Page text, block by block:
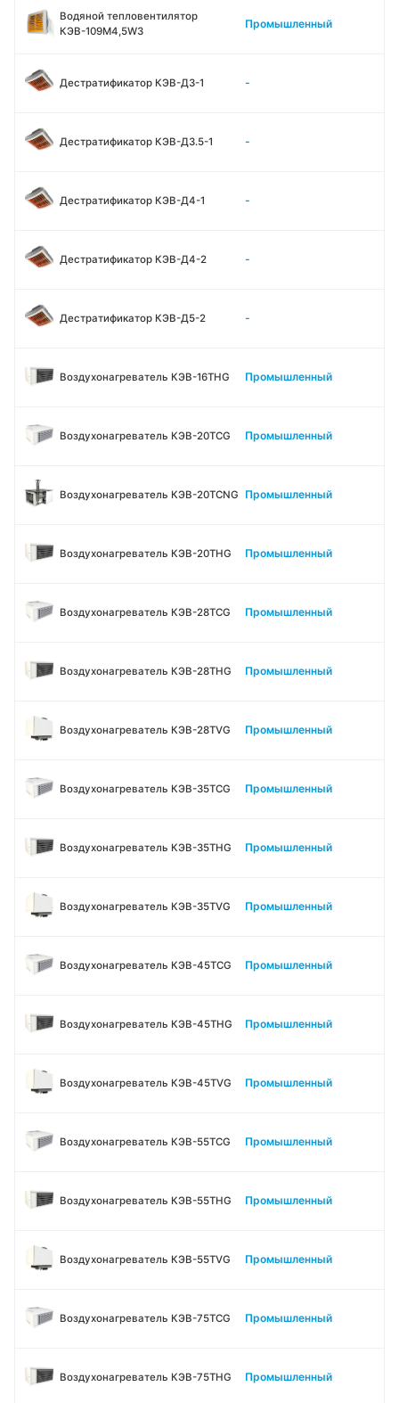
Водяной тепловентилятор
КЭВ-109M4,5W3
Промышленный
Дестратификатор КЭВ-Д3-1 -
Дестратификатор КЭВ-Д3.5-1 -
Дестратификатор КЭВ-Д4-1 -
Дестратификатор КЭВ-Д4-2 -
Дестратификатор КЭВ-Д5-2 -
Воздухонагреватель КЭВ-16THG Промышленный
Воздухонагреватель КЭВ-20TСG Промышленный
Воздухонагреватель КЭВ-20TСNG Промышленный
Воздухонагреватель КЭВ-20THG Промышленный
Воздухонагреватель КЭВ-28TСG Промышленный
Воздухонагреватель КЭВ-28THG Промышленный
Воздухонагреватель КЭВ-28TVG Промышленный
Воздухонагреватель КЭВ-35TСG Промышленный
Воздухонагреватель КЭВ-35THG Промышленный
Воздухонагреватель КЭВ-35TVG Промышленный
Воздухонагреватель КЭВ-45TСG Промышленный
Воздухонагреватель КЭВ-45THG Промышленный
Воздухонагреватель КЭВ-45TVG Промышленный
Воздухонагреватель КЭВ-55TСG Промышленный
Воздухонагреватель КЭВ-55THG Промышленный
Воздухонагреватель КЭВ-55TVG Промышленный
Воздухонагреватель КЭВ-75TСG Промышленный
Воздухонагреватель КЭВ-75THG Промышленный